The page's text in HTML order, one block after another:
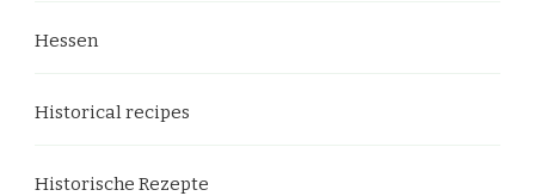
Hessen
Historical recipes
Historische Rezepte